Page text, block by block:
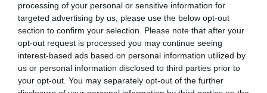
processing of your personal or sensitive information for
targeted advertising by us, please use the below opt-out
section to confirm your selection. Please note that after your
opt-out request is processed you may continue seeing
interest-based ads based on personal information utilized by
us or personal information disclosed to third parties prior to
your opt-out. You may separately opt-out of the further
Hermészről, a kereskedelem és az utazók görög
istenéről kapta. Akkoriban több évtizedig az ország
ipari és kereskedelmi központjaként működött,
csak később vette át Pireusz ezt a vezető szerepet.
Ezek tudatában nem is csoda, hogy
Ermúpoli neoklasszicista építészetének és